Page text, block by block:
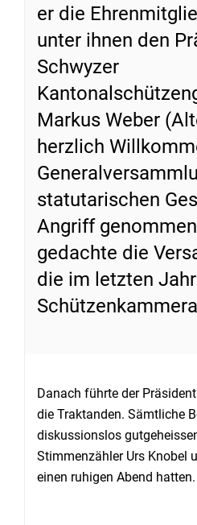
er die
unter ihnen den
Schwyzer
Markus Weber
herzlich
statutarischen
Angriff
gedachte die
die im letzten
Danach führte der
die Traktanden. Sämtliche
diskussionslos
Stimmenzähler Urs Knobel
einen ruhigen Abend hatten.